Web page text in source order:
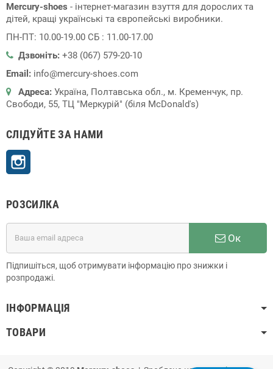
Mercury-shoes - інтернет-магазин взуття для дорослих та
дітей, кращі українські та європейські виробники.
ПН-ПТ: 10.00-19.00 СБ : 11.00-17.00
Дзвоніть: +38 (067) 579-20-10
Email: info@mercury-shoes.com
Адреса: Україна, Полтавська обл., м. Кременчук, пр.
Свободи, 55, ТЦ "Меркурій" (біля McDonald's)
СЛІДУЙТЕ ЗА НАМИ
РОЗСИЛКА
Ок
Підпишіться, щоб отримувати інформацію про знижки і
розпродажі.
ІНФОРМАЦІЯ
ТОВАРИ